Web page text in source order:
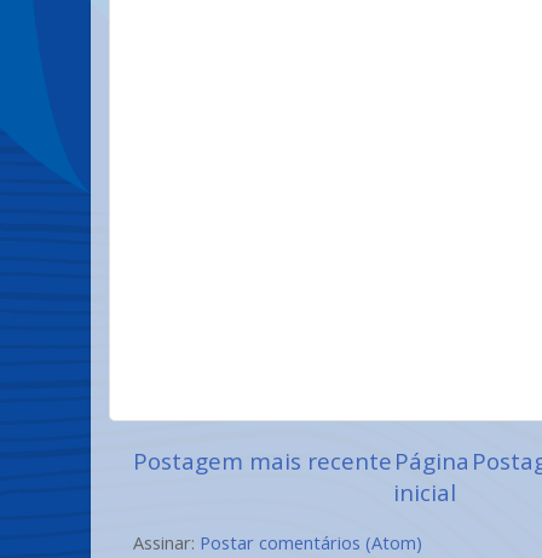
Postagem mais recentePágina
inicial
Assinar: Postar comentários (Atom)